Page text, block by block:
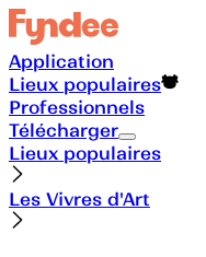
Application
Lieux populaires
Professionnels
Télécharger
Lieux populaires
Les Vivres d'Art